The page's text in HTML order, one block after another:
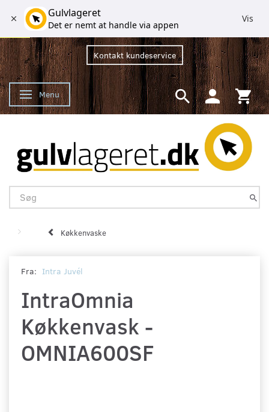
Kontakt kundeservice
Skifte navigation
Menu
Køkkenvaske
Fra: Intra Juvél
IntraOmnia
Køkkenvask -
OMNIA600SF
Gulvlageret
Det er nemt at handle via appen
Vis